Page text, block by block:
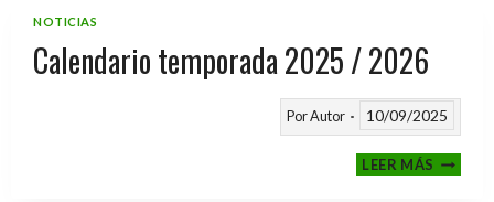
NOTICIAS
Calendario temporada 2025 / 2026
PorAutor 10/09/2025
LEER MÁS